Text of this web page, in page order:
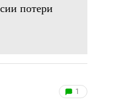
потери
1